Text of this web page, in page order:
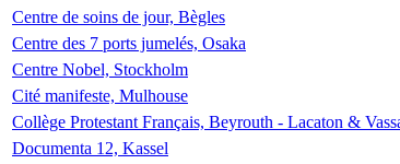
Centre de soins de jour, Bègles
Centre des 7 ports jumelés, Osaka
Centre Nobel, Stockholm
Cité manifeste, Mulhouse
Collège Protestant Français, Beyrouth - Lacaton &
Documenta 12, Kassel